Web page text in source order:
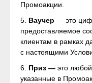
Промоакции.
5. Ваучер — это
предоставляемое
клиентам в рамках
с настоящими
6. Приз — это
указанные в